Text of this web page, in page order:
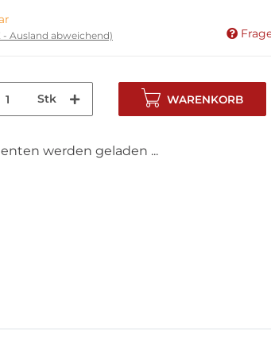
- Ausland abweichend)
Stk WARENKORB
werden geladen ...